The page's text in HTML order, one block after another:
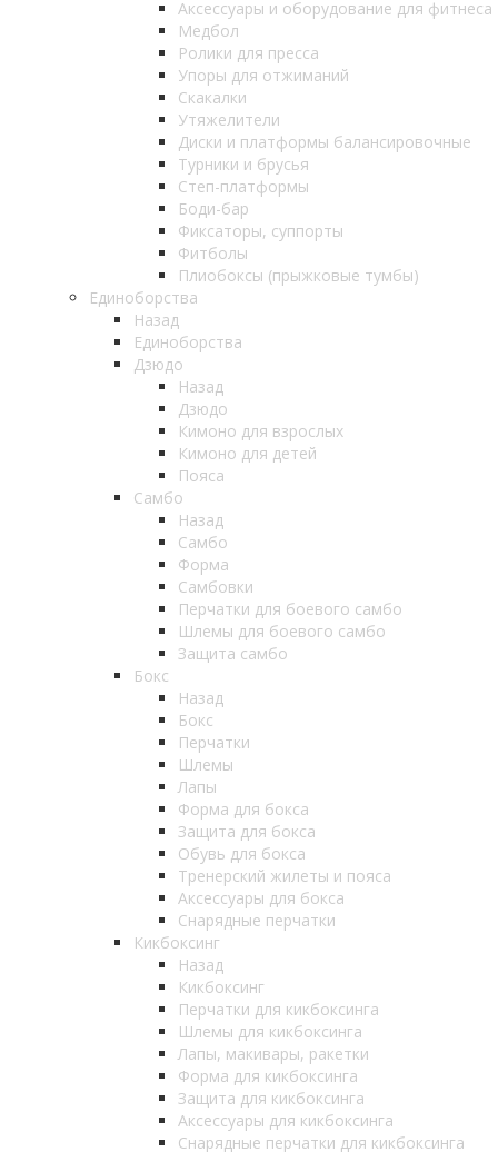
Аксессуары и оборудование для фитнеса
Медбол
Ролики для пресса
Упоры для отжиманий
Скакалки
Утяжелители
Диски и платформы балансировочные
Турники и брусья
Степ-платформы
Боди-бар
Фиксаторы, суппорты
Фитболы
Плиобоксы (прыжковые тумбы)
Единоборства
Назад
Единоборства
Дзюдо
Назад
Дзюдо
Кимоно для взрослых
Кимоно для детей
Пояса
Самбо
Назад
Самбо
Форма
Самбовки
Перчатки для боевого самбо
Шлемы для боевого самбо
Защита самбо
Бокс
Назад
Бокс
Перчатки
Шлемы
Лапы
Форма для бокса
Защита для бокса
Обувь для бокса
Тренерский жилеты и пояса
Аксессуары для бокса
Снарядные перчатки
Кикбоксинг
Назад
Кикбоксинг
Перчатки для кикбоксинга
Шлемы для кикбоксинга
Лапы, макивары, ракетки
Форма для кикбоксинга
Защита для кикбоксинга
Аксессуары для кикбоксинга
Снарядные перчатки для кикбоксинга